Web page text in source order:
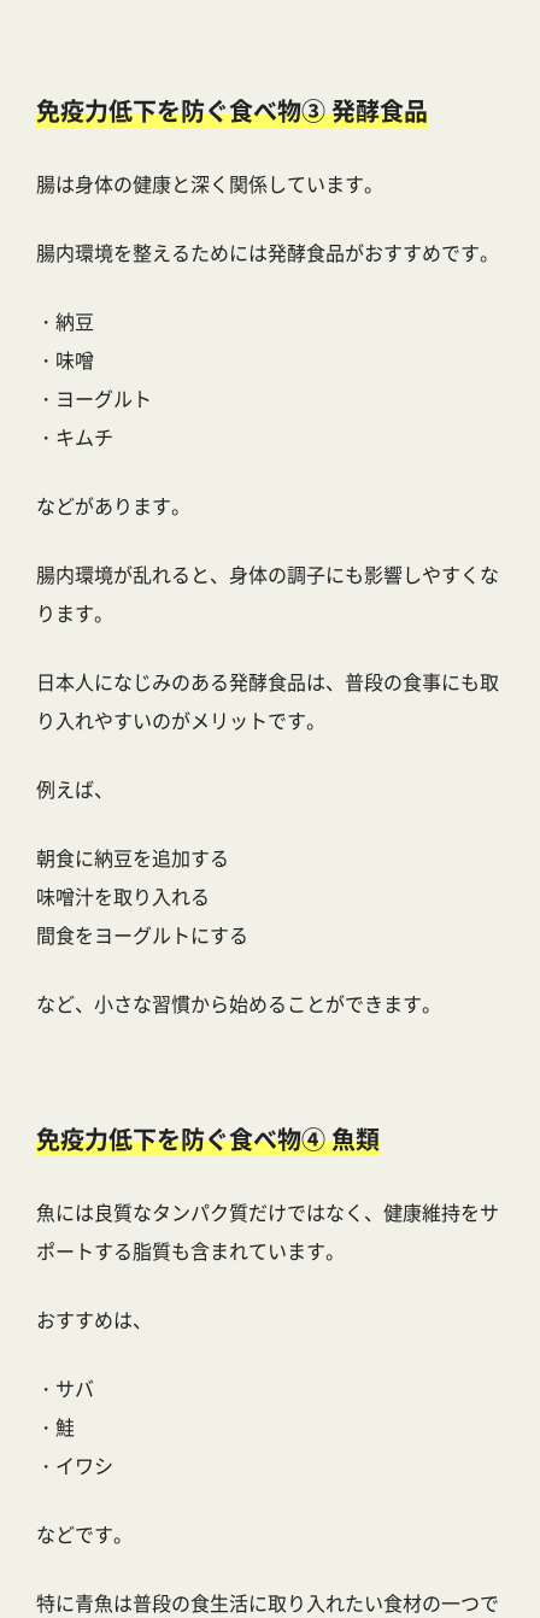
免疫力低下を防ぐ食べ物③ 発酵食品
腸は身体の健康と深く関係しています。
腸内環境を整えるためには発酵食品がおすすめです。
・納豆
・味噌
・ヨーグルト
・キムチ
などがあります。
腸内環境が乱れると、身体の調子にも影響しやすくな
ります。
日本人になじみのある発酵食品は、普段の食事にも取
り入れやすいのがメリットです。
例えば、
朝食に納豆を追加する
味噌汁を取り入れる
間食をヨーグルトにする
など、小さな習慣から始めることができます。
免疫力低下を防ぐ食べ物④ 魚類
魚には良質なタンパク質だけではなく、健康維持をサ
ポートする脂質も含まれています。
おすすめは、
・サバ
・鮭
・イワシ
などです。
特に青魚は普段の食生活に取り入れたい食材の一つで